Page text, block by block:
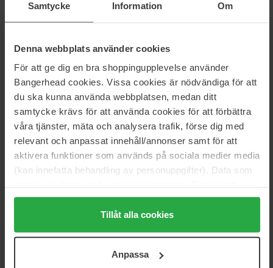
Samtycke Information Om
Denna webbplats använder cookies
För att ge dig en bra shoppingupplevelse använder
Bangerhead cookies. Vissa cookies är nödvändiga för att
du ska kunna använda webbplatsen, medan ditt
samtycke krävs för att använda cookies för att förbättra
våra tjänster, mäta och analysera trafik, förse dig med
relevant och anpassat innehåll/annonser samt för att
aktivera funktioner som används på sociala medier media
(kan innefatta behandling av personuppgifter). Data som
trycka på "Tillåt alla cookies" accepterar du alla cookies,
medan du under "Detaljer" kan anpassa användningen av
cookies. Du kan när som helst återkalla ditt samtycke.
Tillåt alla cookies
Anpassa
Toppnote: Kokosvann, basilikum, eple
Basisnote: Musk, Tre, Benzoin
Størrelse: 50 ml
Kategorier:
Hjem
Parfyme
Dameparfyme
Anmeldelser (2)Spørsmål og svar (0)